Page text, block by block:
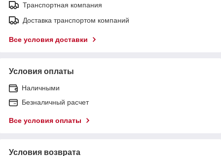
Транспортная компания
Доставка транспортом компаний
Все условия доставки
Условия оплаты
Наличными
Безналичный расчет
Все условия оплаты
Условия возврата